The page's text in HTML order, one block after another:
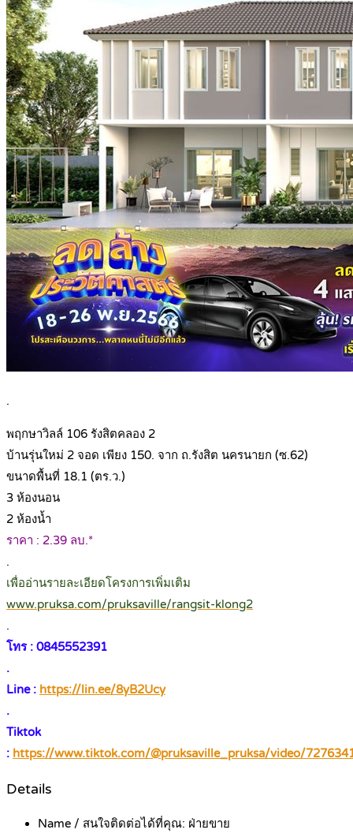
.
พฤกษาวิลล์ 106 รังสิตคลอง 2
บ้านรุ่นใหม่ 2 จอด เพียง 150. จาก ถ.รังสิต นครนายก (ซ.62)
ขนาดพื้นที่ 18.1 (ตร.ว.)
3 ห้องนอน
2 ห้องน้ำ
ราคา : 2.39 ลบ.*
.
เพื่ออ่านรายละเอียดโครงการเพิ่มเติม
www.pruksa.com/pruksaville/rangsit-klong2
.
โทร : 0845552391
.
Line : https://lin.ee/8yB2Ucy
.
Tiktok
: https://www.tiktok.com/@pruksaville_pruksa/video/
Details
Name / สนใจติดต่อได้ที่คุณ: ฝ่ายขาย